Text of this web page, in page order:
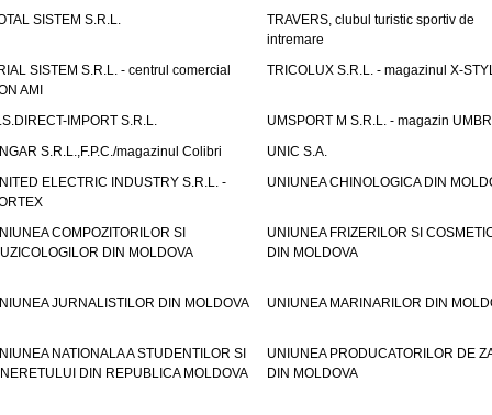
SISTEM S.R.L.
TRAVERS, clubul turistic sportiv de
intremare
SISTEM S.R.L. - centrul comercial
AMI
TRICOLUX S.R.L. - magazinul X-
IMPORT S.R.L.
UMSPORT M S.R.L. - magazin
S.R.L.,F.P.C./magazinul Colibri
UNIC S.A.
ELECTRIC INDUSTRY S.R.L. -
UNIUNEA CHINOLOGICA DIN
COMPOZITORILOR SI
DIN MOLDOVA
UNIUNEA FRIZERILOR SI
DIN MOLDOVA
JURNALISTILOR DIN MOLDOVA UNIUNEA MARINARILOR DIN
NATIONALA A STUDENTILOR SI
DIN REPUBLICA MOLDOVA
UNIUNEA PRODUCATORILOR DE
DIN MOLDOVA